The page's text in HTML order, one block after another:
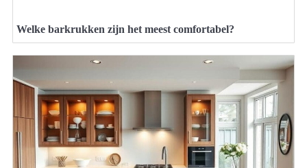
Welke barkrukken zijn het meest comfortabel?